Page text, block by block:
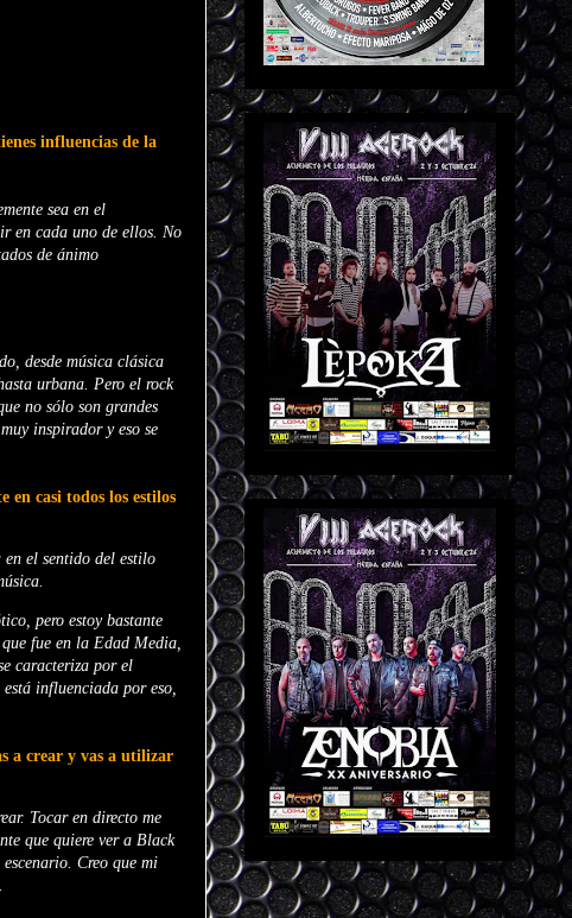
influencias de la
sea en el
en cada uno de ellos. No
de ánimo
desde música clásica
urbana. Pero el rock
no sólo son grandes
inspirador y eso se
en casi todos los estilos
en el sentido del estilo
pero estoy bastante
fue en la Edad Media,
caracteriza por el
influenciada por eso,
a crear y vas a utilizar
Tocar en directo me
que quiere ver a Black
Creo que mi